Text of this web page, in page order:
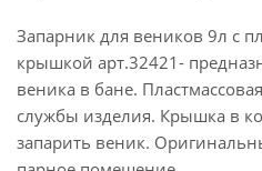
Запарник для веников 9л с
крышкой арт.32421-
веника в бане.
службы изделия. Крышка в
запарить веник.